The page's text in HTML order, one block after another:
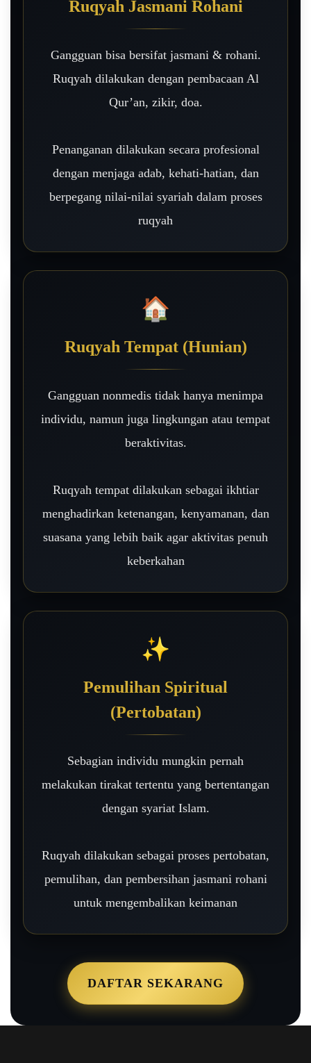
Ruqyah Jasmani Rohani
Gangguan bisa bersifat jasmani & rohani.
Ruqyah dilakukan dengan pembacaan Al
Qur’an, zikir, doa.
Penanganan dilakukan secara profesional
dengan menjaga adab, kehati-hatian, dan
berpegang nilai-nilai syariah dalam proses
ruqyah
🏠
Ruqyah Tempat (Hunian)
Gangguan nonmedis tidak hanya menimpa
individu, namun juga lingkungan atau tempat
beraktivitas.
Ruqyah tempat dilakukan sebagai ikhtiar
menghadirkan ketenangan, kenyamanan, dan
suasana yang lebih baik agar aktivitas penuh
keberkahan
✨
Pemulihan Spiritual
(Pertobatan)
Sebagian individu mungkin pernah
melakukan tirakat tertentu yang bertentangan
dengan syariat Islam.
Ruqyah dilakukan sebagai proses pertobatan,
pemulihan, dan pembersihan jasmani rohani
untuk mengembalikan keimanan
DAFTAR SEKARANG